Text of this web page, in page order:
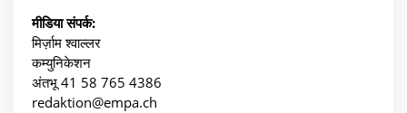
मीडिया संपर्क:
मिर्ज़ाम श्वाल्लर
कम्युनिकेशन
अंतभू 41 58 765 4386
redaktion@empa.ch